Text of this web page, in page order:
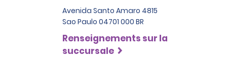
Avenida Santo Amaro 4815
Sao Paulo 04701 000 BR
Renseignements sur la
succursale